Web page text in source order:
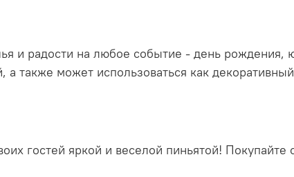
и радости на любое событие - день
также может использоваться как
гостей яркой и веселой пиньятой!